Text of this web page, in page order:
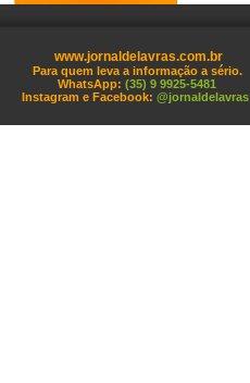
www.jornaldelavras.com.br
Para quem leva a informação a sério.
WhatsApp: (35) 9 9925-5481
Instagram e Facebook: @jornaldelavras